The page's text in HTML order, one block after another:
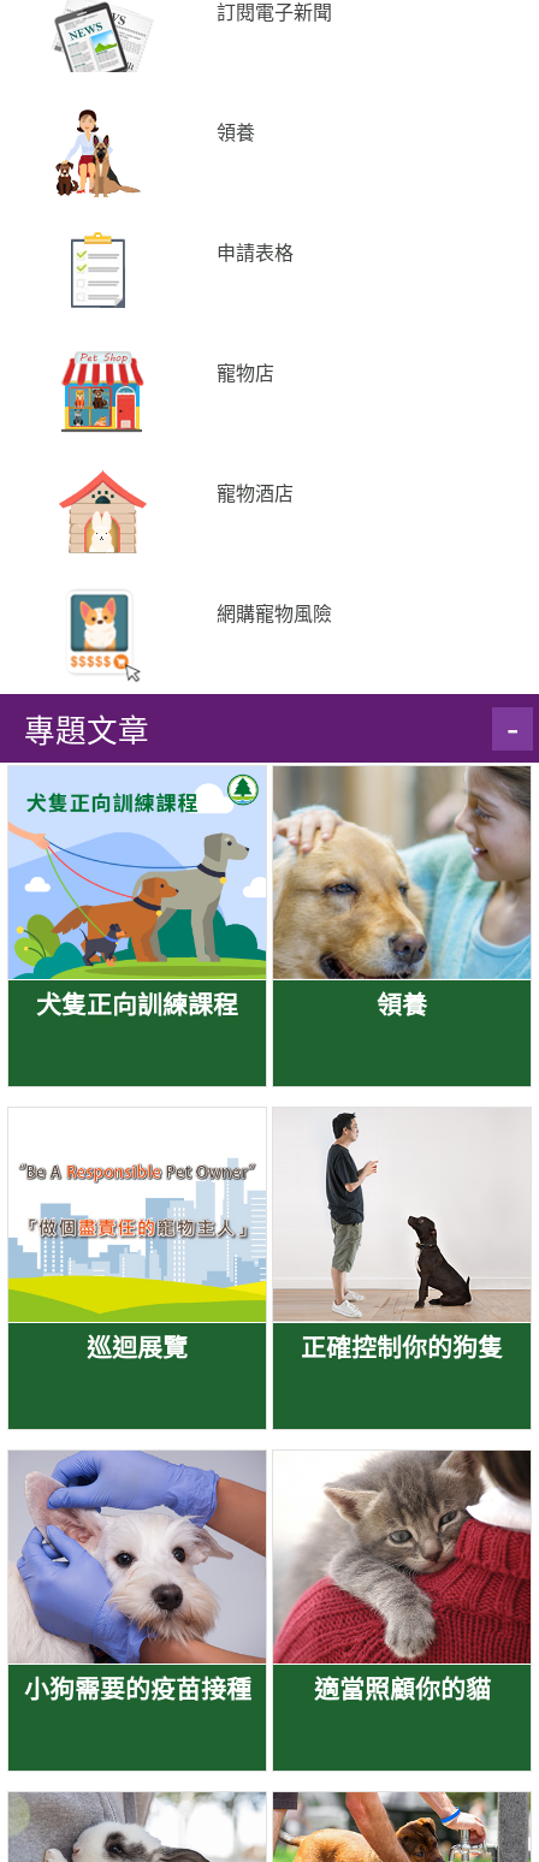
訂閱電子新聞
領養
申請表格
寵物店
寵物酒店
網購寵物風險
專題文章
犬隻正向訓練課程 領養
巡迴展覽 正確控制你的狗隻
小狗需要的疫苗接種 適當照顧你的貓